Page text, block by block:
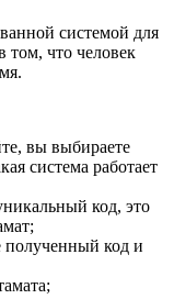
системой для
том, что человек
вы выбираете
система работает
код, это
полученный код и